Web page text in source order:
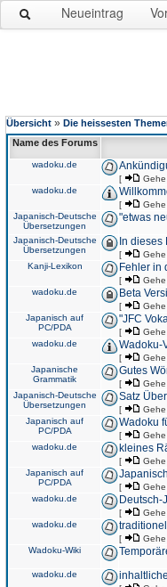
Neueintrag
Übersicht » Die heissesten
Name des Forums
wadoku.de
[
wadoku.de
[
Japanisch-Deutsche
Übersetzungen
"etwas
Japanisch-Deutsche
Übersetzungen
In
[
Kanji-Lexikon Fehler in
[
wadoku.de Beta
[
Japanisch auf
PC/PDA
"JFC
[
wadoku.de Wadoku-
[
Japanische
Grammatik
Gutes
[
Japanisch-Deutsche
Übersetzungen
Satz
[
Japanisch auf
PC/PDA
Wadoku
[
wadoku.de kleines
[
Japanisch auf
PC/PDA
[
wadoku.de Deutsch-
[
wadoku.de
[
Wadoku-Wiki
wadoku.de